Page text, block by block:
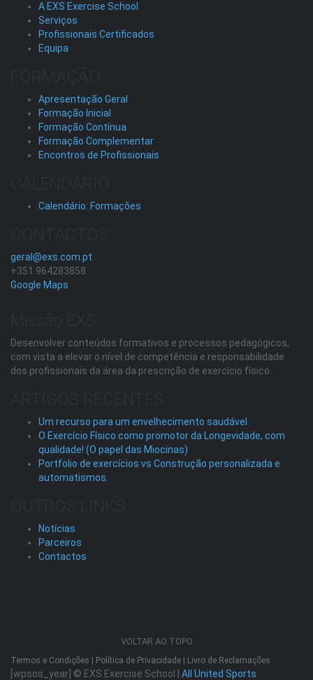
A EXS Exercise School
Serviços
Profissionais Certificados
Equipa
Apresentação Geral
Formação Inicial
Formação Contínua
Formação Complementar
Encontros de Profissionais
Calendário: Formações
geral@exs.com.pt
+351 964283858
Google Maps
Desenvolver conteúdos formativos e processos pedagógicos,
com vista a elevar o nível de competência e responsabilidade
dos profissionais da área da prescrição de exercício físico.
Um recurso para um envelhecimento saudável
O Exercício Físico como promotor da Longevidade, com
qualidade! (O papel das Miocinas)
Portfolio de exercícios vs Construção personalizada e
automatismos.
Notícias
Parceiros
Contactos
VOLTAR AO TOPO
Termos e Condições Política de Privacidade Livro de Reclamações
[wpsos_year] © EXS Exercise School | All United Sports